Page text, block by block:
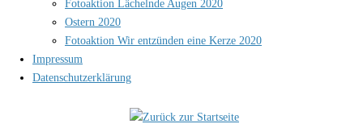
Fotoaktion Lächelnde Augen 2020
Ostern 2020
Fotoaktion Wir entzünden eine Kerze 2020
Impressum
Datenschutzerklärung